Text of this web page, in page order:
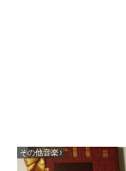
その他音楽♪